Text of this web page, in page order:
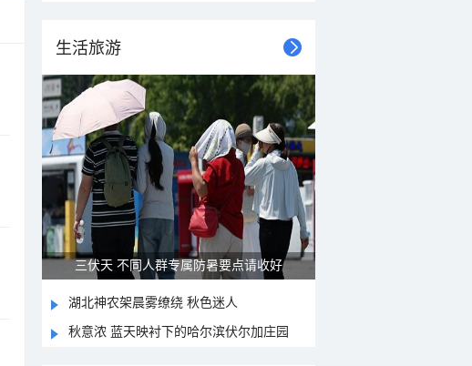
生活旅游
三伏天 不同人群专属防暑要点请收好
湖北神农架晨雾缭绕 秋色迷人
秋意浓 蓝天映衬下的哈尔滨伏尔加庄园